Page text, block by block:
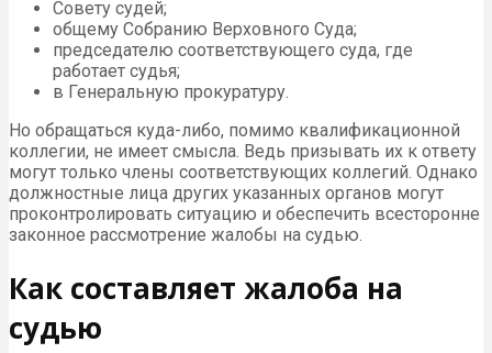
Совету судей;
общему Собранию Верховного Суда;
председателю соответствующего суда, где
работает судья;
в Генеральную прокуратуру.
Но обращаться куда-либо, помимо квалификационной
коллегии, не имеет смысла. Ведь призывать их к ответу
могут только члены соответствующих коллегий. Однако
должностные лица других указанных органов могут
проконтролировать ситуацию и обеспечить всесторонне
законное рассмотрение жалобы на судью.
Как составляет жалоба на
судью